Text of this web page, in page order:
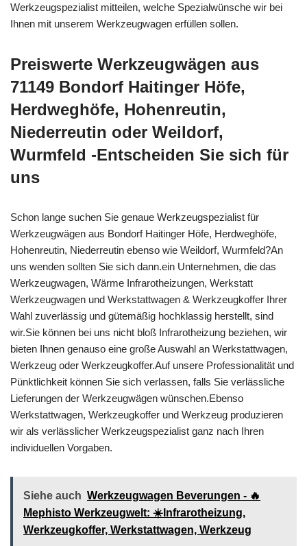
Werkzeugspezialist mitteilen, welche Spezialwünsche wir bei
Ihnen mit unserem Werkzeugwagen erfüllen sollen.
Preiswerte Werkzeugwägen aus
71149 Bondorf Haitinger Höfe,
Herdweghöfe, Hohenreutin,
Niederreutin oder Weildorf,
Wurmfeld -Entscheiden Sie sich für
uns
Schon lange suchen Sie genaue Werkzeugspezialist für
Werkzeugwägen aus Bondorf Haitinger Höfe, Herdweghöfe,
Hohenreutin, Niederreutin ebenso wie Weildorf, Wurmfeld?An
uns wenden sollten Sie sich dann.ein Unternehmen, die das
Werkzeugwagen, Wärme Infrarotheizungen, Werkstatt
Werkzeugwagen und Werkstattwagen & Werkzeugkoffer Ihrer
Wahl zuverlässig und gütemäßig hochklassig herstellt, sind
wir.Sie können bei uns nicht bloß Infrarotheizung beziehen, wir
bieten Ihnen genauso eine große Auswahl an Werkstattwagen,
Werkzeug oder Werkzeugkoffer.Auf unsere Professionalität und
Pünktlichkeit können Sie sich verlassen, falls Sie verlässliche
Lieferungen der Werkzeugwägen wünschen.Ebenso
Werkstattwagen, Werkzeugkoffer und Werkzeug produzieren
wir als verlässlicher Werkzeugspezialist ganz nach Ihren
individuellen Vorgaben.
Siehe auch Werkzeugwagen Beverungen - 🔥
Mephisto Werkzeugwelt: ☀️Infrarotheizung,
Werkzeugkoffer, Werkstattwagen, Werkzeug